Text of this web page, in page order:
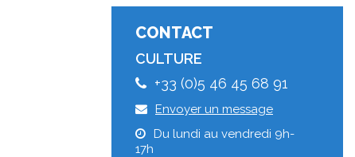
CONTACT
CULTURE
+33 (0)5 46 45 68 91
Envoyer un message
Du lundi au vendredi 9h-
17h